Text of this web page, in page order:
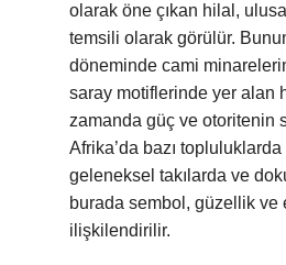
olarak öne çıkan hilal,
temsili olarak görülür.
döneminde cami
saray motiflerinde yer alan
zamanda güç ve otoritenin
Afrika’da bazı
geleneksel takılarda ve
burada sembol, güzellik ve
ilişkilendirilir.